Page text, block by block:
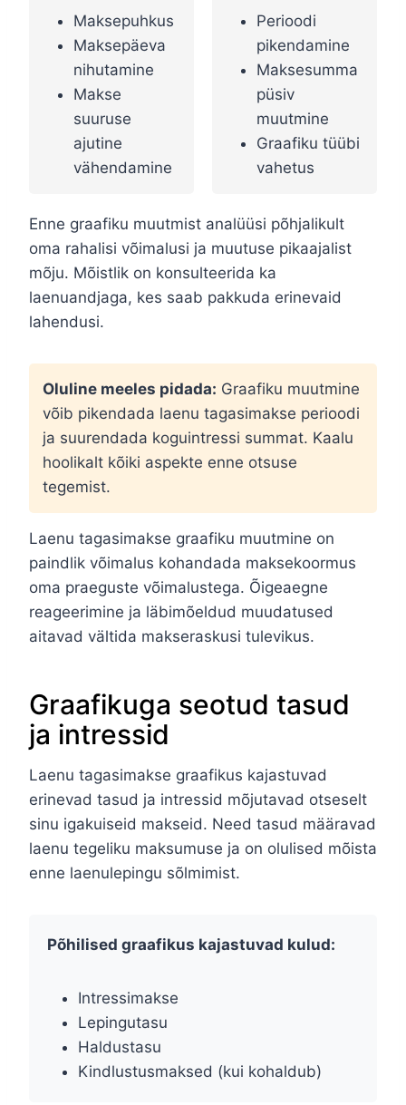
Maksepuhkus
Maksepäeva
nihutamine
Makse
suuruse
ajutine
vähendamine
Perioodi
pikendamine
Maksesumma
püsiv
muutmine
Graafiku tüübi
vahetus
Enne graafiku muutmist analüüsi põhjalikult
oma rahalisi võimalusi ja muutuse pikaajalist
mõju. Mõistlik on konsulteerida ka
laenuandjaga, kes saab pakkuda erinevaid
lahendusi.
Oluline meeles pidada: Graafiku muutmine
võib pikendada laenu tagasimakse perioodi
ja suurendada koguintressi summat. Kaalu
hoolikalt kõiki aspekte enne otsuse
tegemist.
Laenu tagasimakse graafiku muutmine on
paindlik võimalus kohandada maksekoormus
oma praeguste võimalustega. Õigeaegne
reageerimine ja läbimõeldud muudatused
aitavad vältida makseraskusi tulevikus.
Graafikuga seotud tasud
ja intressid
Laenu tagasimakse graafikus kajastuvad
erinevad tasud ja intressid mõjutavad otseselt
sinu igakuiseid makseid. Need tasud määravad
laenu tegeliku maksumuse ja on olulised mõista
enne laenulepingu sõlmimist.
Põhilised graafikus kajastuvad kulud:
Intressimakse
Lepingutasu
Haldustasu
Kindlustusmaksed (kui kohaldub)